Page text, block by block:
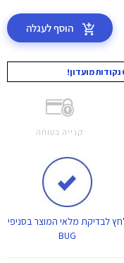
הוסף לעגלה
קנייה בטוחה
לבדיקת מלאי המוצר בסניפי
BUG